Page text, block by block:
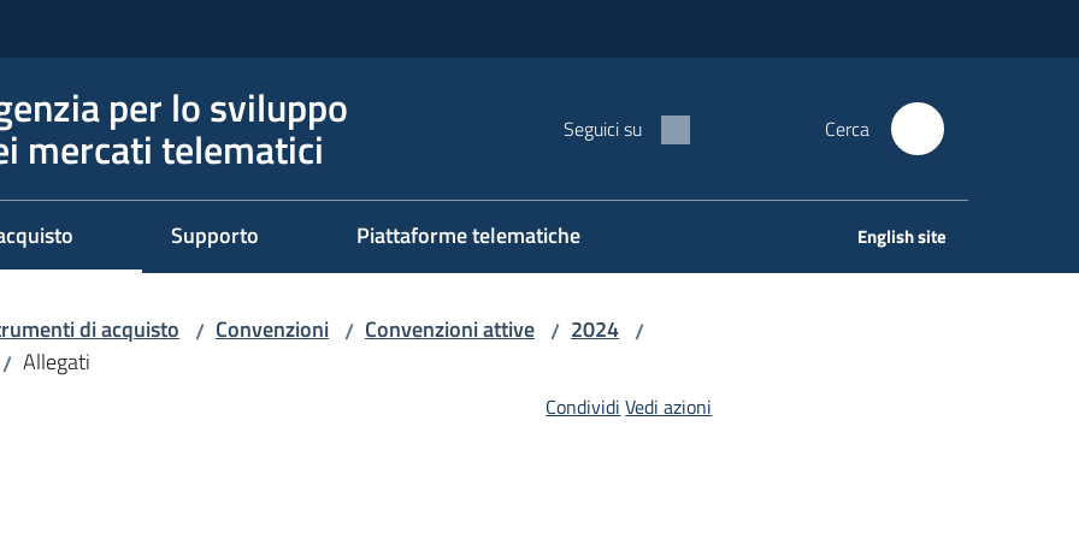
per lo sviluppo
mercati telematici Seguici su Cerca
Supporto Piattaforme telematiche English site
di acquisto / Convenzioni / Convenzioni attive / 2024 /
/ Allegati
Condividi Vedi azioni